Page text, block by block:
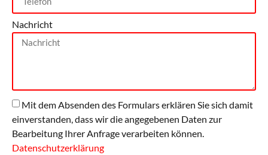
Nachricht
Mit dem Absenden des Formulars erklären Sie sich damit
einverstanden, dass wir die angegebenen Daten zur
Bearbeitung Ihrer Anfrage verarbeiten können.
Datenschutzerklärung